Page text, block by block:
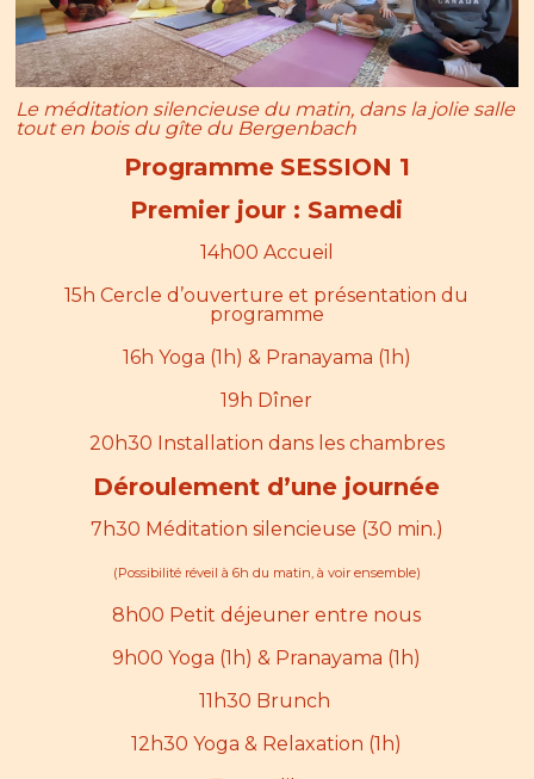
Le méditation silencieuse du matin, dans la jolie salle
tout en bois du gîte du Bergenbach
Programme SESSION 1
Premier jour : Samedi
14h00 Accueil
15h Cercle d’ouverture et présentation du
programme
16h Yoga (1h) & Pranayama (1h)
19h Dîner
20h30 Installation dans les chambres
Déroulement d’une journée
7h30 Méditation silencieuse (30 min.)
(Possibilité réveil à 6h du matin, à voir ensemble)
8h00 Petit déjeuner entre nous
9h00 Yoga (1h) & Pranayama (1h)
11h30 Brunch
12h30 Yoga & Relaxation (1h)